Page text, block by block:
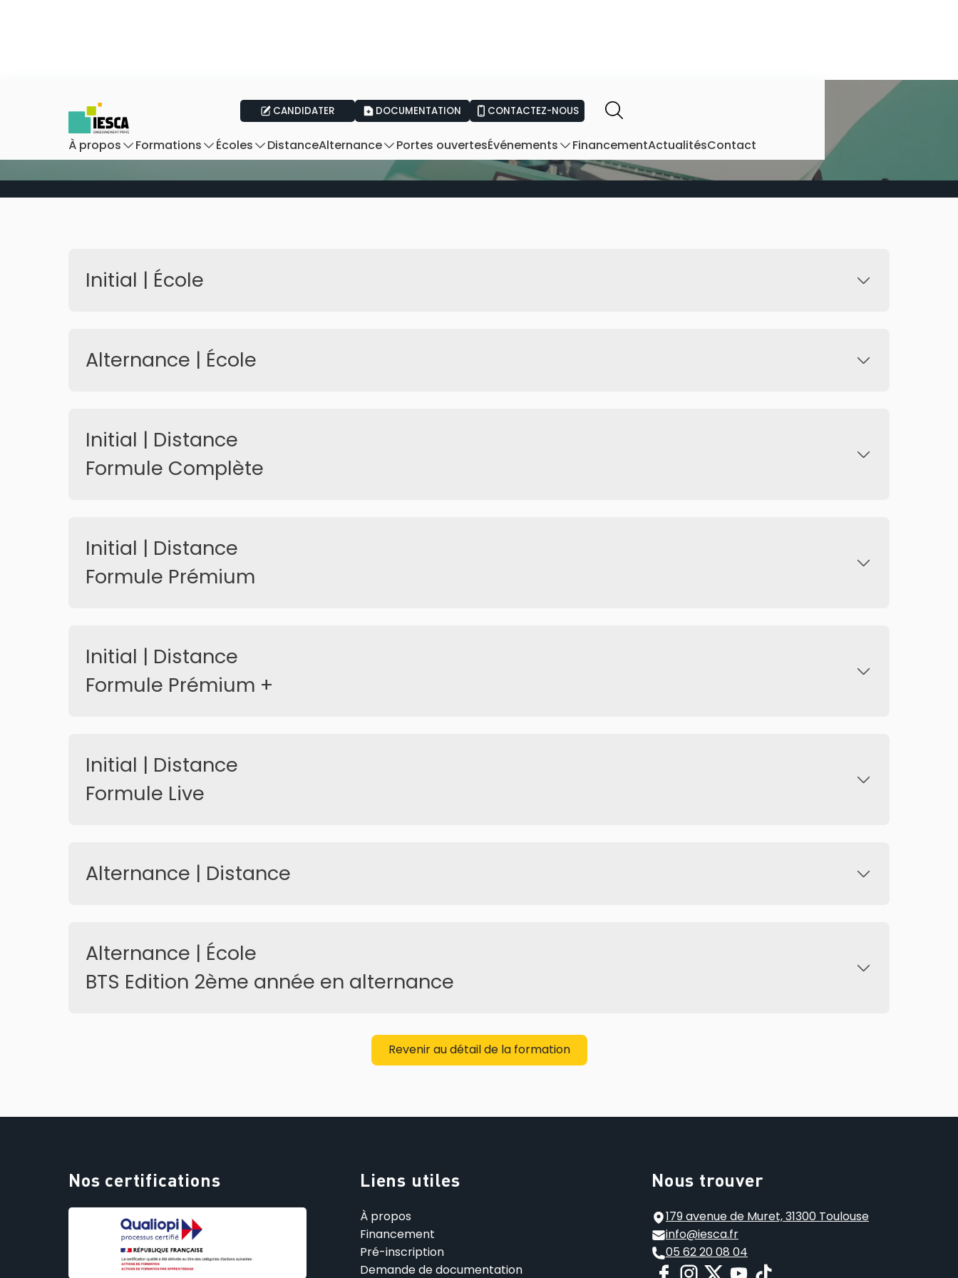
À propos Formations Écoles DistanceAlternance Portes ouvertesÉvénements FinancementActualitésContact
CANDIDATER DOCUMENTATION CONTACTEZ-NOUS
BTS Edition
Initial | École
Alternance | École
Initial | Distance
Formule Complète
Initial | Distance
Formule Prémium
Initial | Distance
Formule Prémium +
Initial | Distance
Formule Live
Alternance | Distance
Alternance | École
BTS Edition 2ème année en alternance
Revenir au détail de la formation
Nos certifications Liens utiles
À propos
Financement
Pré-inscription
Demande de documentation
Nous trouver
179 avenue de Muret, 31300 Toulouse
info@iesca.fr
05 62 20 08 04